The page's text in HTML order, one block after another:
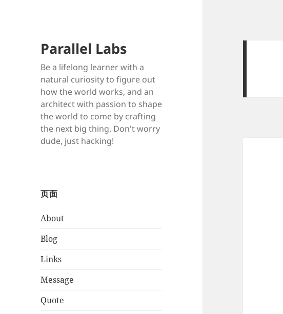
Parallel Labs
Be a lifelong learner with a
natural curiosity to figure out
how the world works, and an
architect with passion to shape
the world to come by crafting
the next big thing. Don't worry
dude, just hacking!
页面
About
Blog
Links
Message
Quote